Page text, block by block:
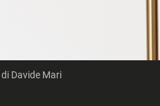
Davide Mari